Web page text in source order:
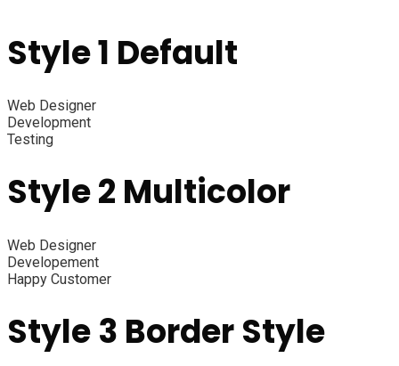
Style 1 Default
Web Designer
Development
Testing
Style 2 Multicolor
Web Designer
Developement
Happy Customer
Style 3 Border Style​